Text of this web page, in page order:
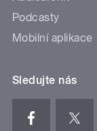
Podcasty
Mobilní aplikace
Sledujte nás